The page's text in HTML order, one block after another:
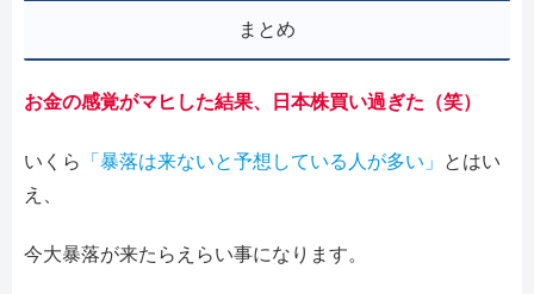
まとめ
お金の感覚がマヒした結果、日本株買い過ぎた（笑）
いくら 「暴落は来ないと予想している人が多い」
とはい
え、
今大暴落が来たらえらい事になります。